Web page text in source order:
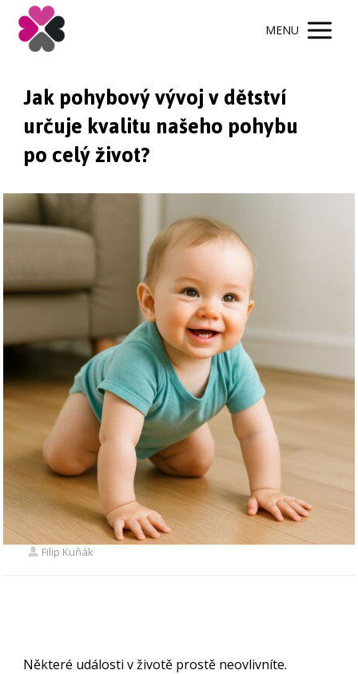
MENU
Jak pohybový vývoj v dětství
určuje kvalitu našeho pohybu
po celý život?
Filip Kuňák
Některé události v životě prostě neovlivníte.